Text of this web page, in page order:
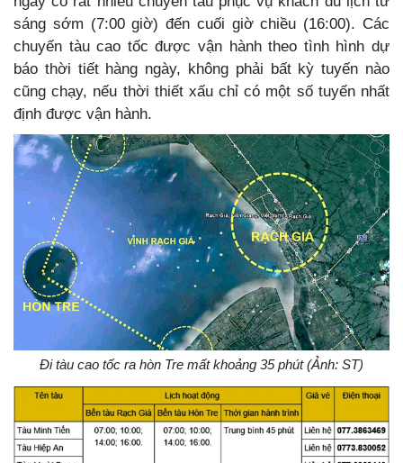
sáng sớm (7:00 giờ) đến cuối giờ chiều (16:00). Các
chuyến tàu cao tốc được vận hành theo tình hình dự
báo thời tiết hàng ngày, không phải bất kỳ tuyến nào
cũng chạy, nếu thời thiết xấu chỉ có một số tuyến nhất
định được vận hành.
Đi tàu cao tốc ra hòn Tre mất khoảng 35 phút (Ảnh: ST)